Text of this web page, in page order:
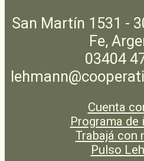
San Martín 1531 -
Fe,
03404
Cuenta
Programa de
Trabajá con
Pulso